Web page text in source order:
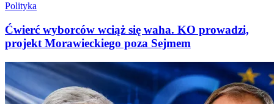
Polityka
Ćwierć wyborców wciąż się waha. KO prowadzi,
projekt Morawieckiego poza Sejmem